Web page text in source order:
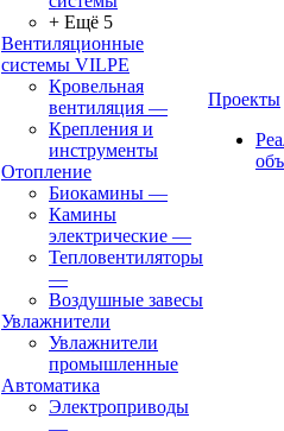
+ Ещё 5
Вентиляционные
системы VILPE
Кровельная
вентиляция —
Крепления и
инструменты
Отопление
Биокамины —
Камины
электрические —
Тепловентиляторы
—
Воздушные завесы
Увлажнители
Увлажнители
промышленные
Автоматика
Электроприводы
Проекты